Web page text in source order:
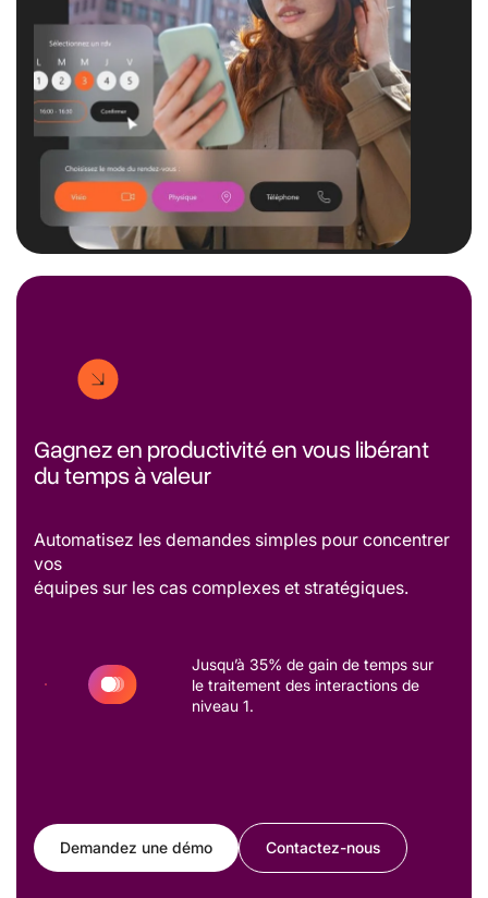
Gagnez en productivité en vous libérant
du temps à valeur
Automatisez les demandes simples pour concentrer
vos
équipes sur les cas complexes et stratégiques.
Jusqu’à 35% de gain de temps sur
le traitement des interactions de
niveau 1.
Demandez une démo Contactez-nous